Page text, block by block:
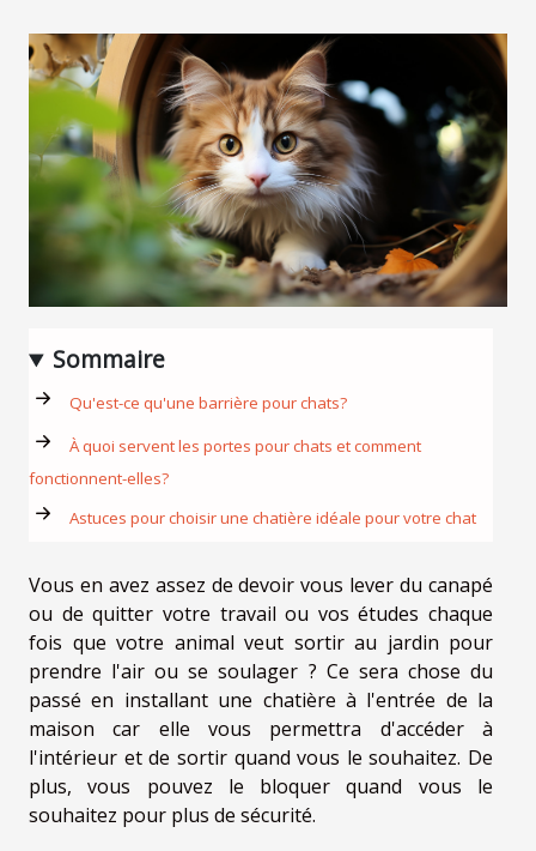
Sommaire
Qu'est-ce qu'une barrière pour chats?
À quoi servent les portes pour chats et comment
fonctionnent-elles?
Astuces pour choisir une chatière idéale pour votre chat
Vous en avez assez de devoir vous lever du canapé
ou de quitter votre travail ou vos études chaque
fois que votre animal veut sortir au jardin pour
prendre l'air ou se soulager ? Ce sera chose du
passé en installant une chatière à l'entrée de la
maison car elle vous permettra d'accéder à
l'intérieur et de sortir quand vous le souhaitez. De
plus, vous pouvez le bloquer quand vous le
souhaitez pour plus de sécurité.